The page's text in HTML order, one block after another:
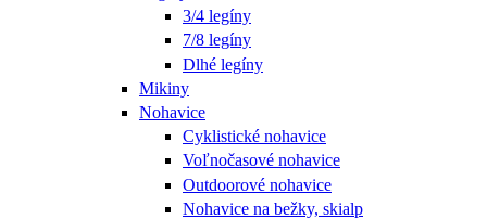
3/4 legíny
7/8 legíny
Dlhé legíny
Mikiny
Nohavice
Cyklistické nohavice
Voľnočasové nohavice
Outdoorové nohavice
Nohavice na bežky, skialp